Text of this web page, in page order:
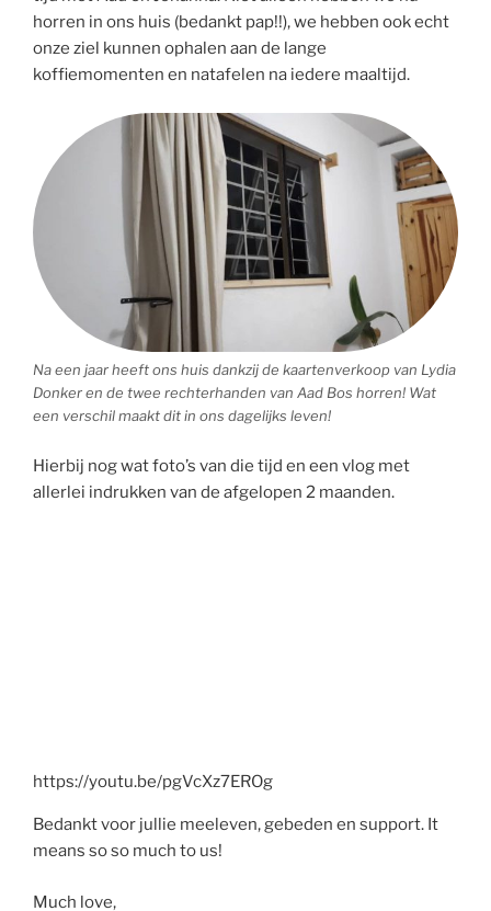
horren in ons huis (bedankt pap!!), we hebben ook echt
onze ziel kunnen ophalen aan de lange
koffiemomenten en natafelen na iedere maaltijd.
Na een jaar heeft ons huis dankzij de kaartenverkoop van Lydia
Donker en de twee rechterhanden van Aad Bos horren! Wat
een verschil maakt dit in ons dagelijks leven!
Hierbij nog wat foto’s van die tijd en een vlog met
allerlei indrukken van de afgelopen 2 maanden.
https://youtu.be/pgVcXz7EROg
Bedankt voor jullie meeleven, gebeden en support. It
means so so much to us!
Much love,